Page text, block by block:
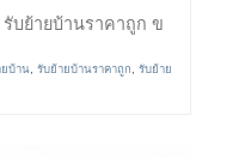
บย้ายบ้านราคาถูก ข
ยบ้าน รับย้ายบ้านราคาถูก
รับย้าย